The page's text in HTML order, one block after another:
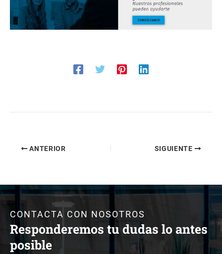
ANTERIOR SIGUIENTE
CONTACTA CON NOSOTROS
Responderemos tu dudas lo antes
posible